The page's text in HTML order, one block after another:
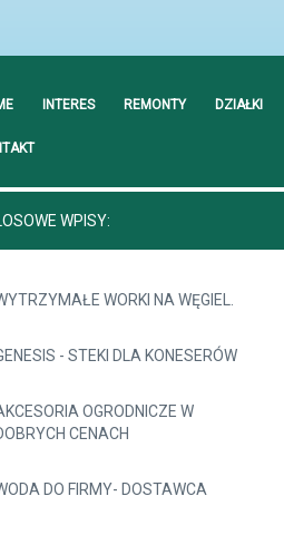
INTERES REMONTY DZIAŁKI
WPISY:
WORKI NA WĘGIEL.
- STEKI DLA KONESERÓW
OGRODNICZE W
CENACH
DO FIRMY- DOSTAWCA